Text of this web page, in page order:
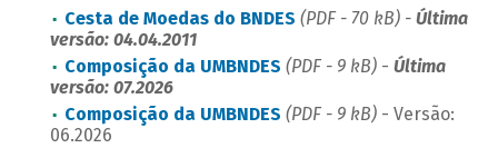
Cesta de Moedas do BNDES (PDF - 70 kB) - Última
versão: 04.04.2011
Composição da UMBNDES (PDF - 9 kB)- Última
versão: 07.2026
Composição da UMBNDES (PDF - 9 kB)- Versão:
06.2026